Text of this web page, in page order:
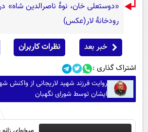
«دوستعلی خان، نوۀ ناصرالدین شاه»
رودخانۀ لار(عکس)
خبر بعد نظرات کاربران
اشتراک گذاری :
روایت فرزند شهید لاریجانی از واکنش
ایشان توسط شورای نگهبان